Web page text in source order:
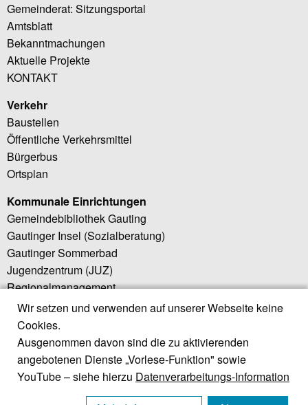
Wir setzen und verwenden auf unserer Webseite keine
Cookies.
Ausgenommen davon sind die zu aktivierenden
angebotenen Dienste „Vorlese-Funktion" sowie
YouTube – siehe hierzu Datenverarbeitungs-Information
Gemeinderat: Sitzungsportal
Amtsblatt
Bekanntmachungen
Aktuelle Projekte
KONTAKT
Verkehr
Baustellen
Öffentliche Verkehrsmittel
Bürgerbus
Ortsplan
Kommunale Einrichtungen
Gemeindebibliothek Gauting
Gautinger Insel (Sozialberatung)
Gautinger Sommerbad
Jugendzentrum (JUZ)
Regionalmanagement
Weiterführende Links
Little Bird (Elternportal)
Regionalwerk Würmtal
Würmtal Zweckverband
ZweckV. Würmtalrealschule
Landratsamt Starnberg